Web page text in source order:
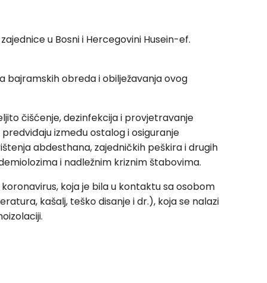
u Bosni i Hercegovini Husein-ef.
bajramskih obreda i obilježavanja ovog
čišćenje, dezinfekcija i provjetravanje
između ostalog i osiguranje
abdesthana, zajedničkih peškira i drugih
i nadležnim kriznim štabovima.
koja je bila u kontaktu sa osobom
kašalj, teško disanje i dr.), koja se nalazi